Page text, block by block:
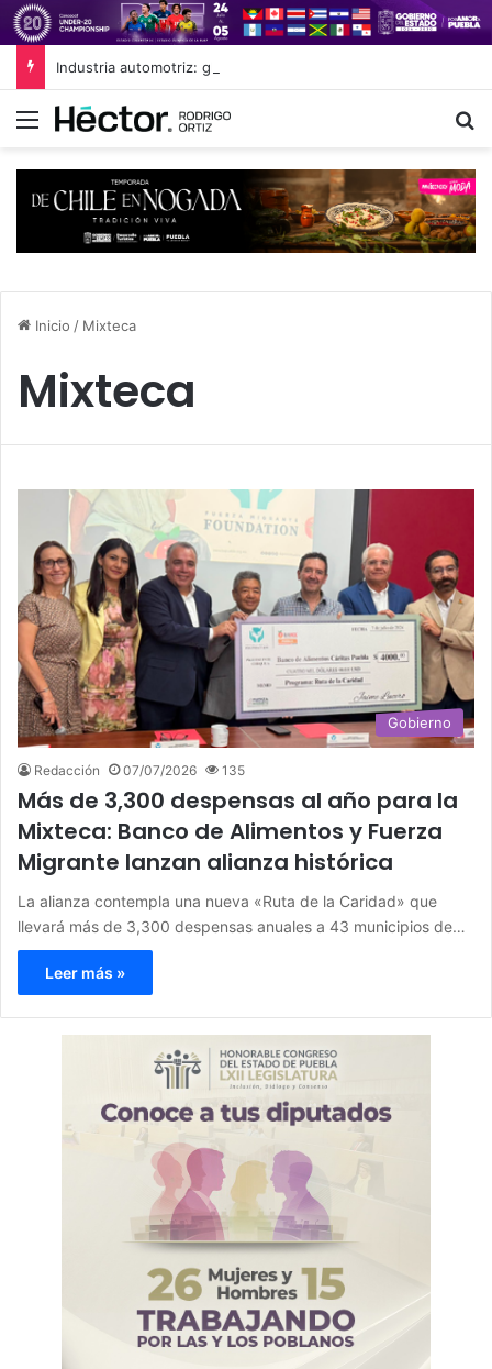
Industria automotriz: globalización sin libre comercio
Menú
Inicio / Mixteca
Mixteca
Gobierno
Redacción 07/07/2026 135
Más de 3,300 despensas al año para la
Mixteca: Banco de Alimentos y Fuerza
Migrante lanzan alianza histórica
La alianza contempla una nueva «Ruta de la Caridad» que
llevará más de 3,300 despensas anuales a 43 municipios de…
Leer más »